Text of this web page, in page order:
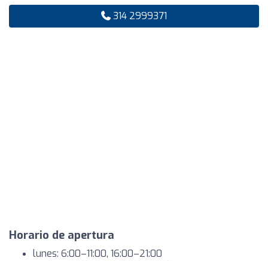
314 2999371
Horario de apertura
lunes: 6:00–11:00, 16:00–21:00